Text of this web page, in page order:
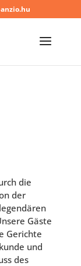
die
der
Gäste
Gerichte
und
des